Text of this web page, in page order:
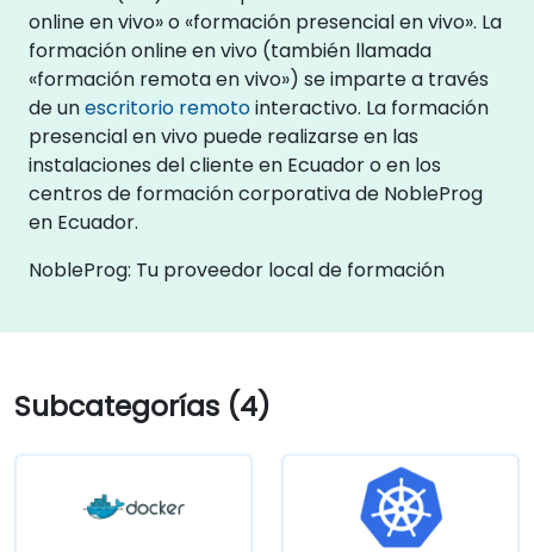
online en vivo» o «formación presencial en vivo». La
formación online en vivo (también llamada
«formación remota en vivo») se imparte a través
de unescritorio remotointeractivo. La formación
presencial en vivo puede realizarse en las
instalaciones del cliente en Ecuador o en los
centros de formación corporativa de NobleProg
en Ecuador.
NobleProg: Tu proveedor local de formación
Subcategorías (4)